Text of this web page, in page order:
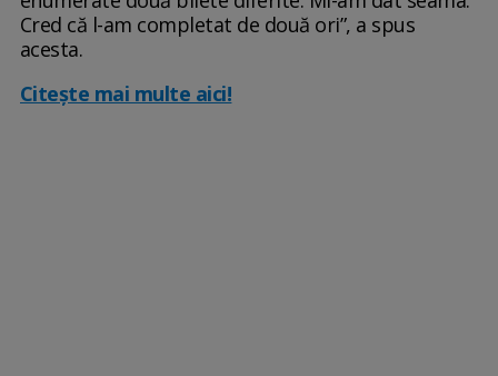
Cred că l-am completat de două ori”, a spus
acesta.
Citește mai multe aici!